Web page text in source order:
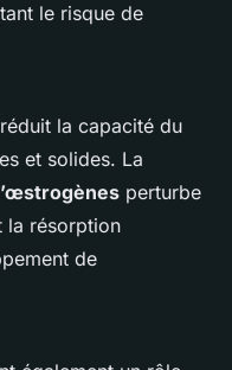
le risque de
la capacité du
et solides. La
perturbe
la résorption
de